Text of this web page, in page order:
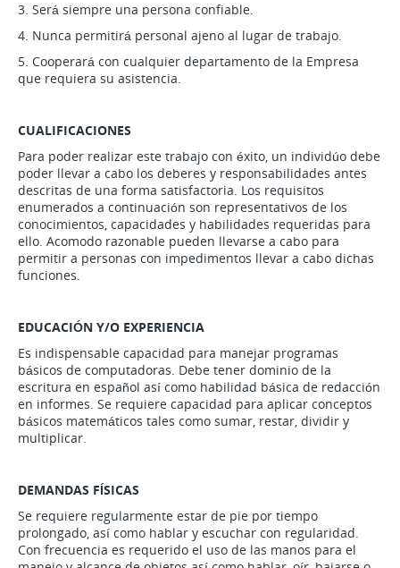
3. Será siempre una persona confiable.
4. Nunca permitirá personal ajeno al lugar de trabajo.
5. Cooperará con cualquier departamento de la Empresa
que requiera su asistencia.
CUALIFICACIONES
Para poder realizar este trabajo con éxito, un individúo debe
poder llevar a cabo los deberes y responsabilidades antes
descritas de una forma satisfactoria. Los requisitos
enumerados a continuación son representativos de los
conocimientos, capacidades y habilidades requeridas para
ello. Acomodo razonable pueden llevarse a cabo para
permitir a personas con impedimentos llevar a cabo dichas
funciones.
EDUCACIÓN Y/O EXPERIENCIA
Es indispensable capacidad para manejar programas
básicos de computadoras. Debe tener dominio de la
escritura en español así como habilidad básica de redacción
en informes. Se requiere capacidad para aplicar conceptos
básicos matemáticos tales como sumar, restar, dividir y
multiplicar.
DEMANDAS FÍSICAS
Se requiere regularmente estar de pie por tiempo
prolongado, así como hablar y escuchar con regularidad.
Con frecuencia es requerido el uso de las manos para el